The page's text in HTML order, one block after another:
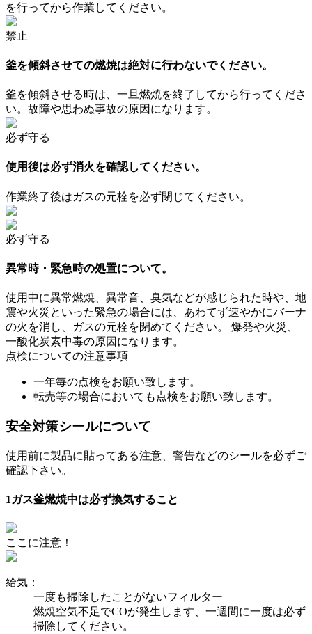
を行ってから作業してください。
禁止
釜を傾斜させての燃焼は絶対に行わないでください。
釜を傾斜させる時は、一旦燃焼を終了してから行ってくださ
い。故障や思わぬ事故の原因になります。
必ず守る
使用後は必ず消火を確認してください。
作業終了後はガスの元栓を必ず閉じてください。
必ず守る
異常時・緊急時の処置について。
使用中に異常燃焼、異常音、臭気などが感じられた時や、地
震や火災といった緊急の場合には、あわてず速やかにバーナ
の火を消し、ガスの元栓を閉めてください。 爆発や火災、
一酸化炭素中毒の原因になります。
点検についての注意事項
一年毎の点検をお願い致します。
転売等の場合においても点検をお願い致します。
安全対策シールについて
使用前に製品に貼ってある注意、警告などのシールを必ずご
確認下さい。
1 ガス釜燃焼中は必ず換気すること
ここに注意！
給気：
一度も掃除したことがないフィルター
燃焼空気不足でCOが発生します、一週間に一度は必ず
掃除してください。